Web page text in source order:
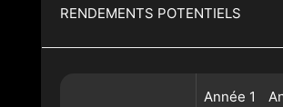
RENDEMENTS POTENTIELS
Année 1